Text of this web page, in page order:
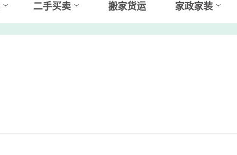
二手买卖 搬家货运 家政家装